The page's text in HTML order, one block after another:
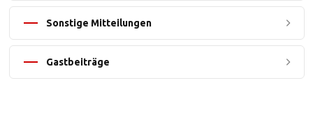
Sonstige Mitteilungen
Gastbeiträge